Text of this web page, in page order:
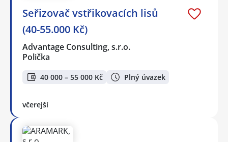
Seřizovač vstřikovacích lisů
(40-55.000 Kč)
Advantage Consulting, s.r.o.
Polička
40 000 – 55 000 Kč Plný úvazek
včerejší